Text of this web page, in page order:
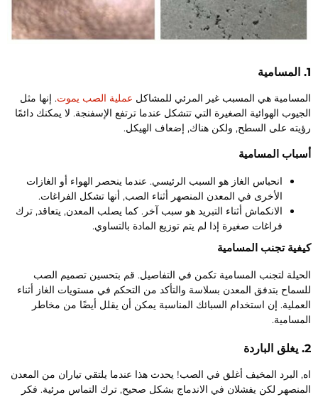
هي المسبب غير المرئي للمشاكلعملية الصب يموت. إنها مثل
الهوائية الصغيرة التي تتشكل عندما ترتفع الإسفنجة. لا يمكنك دائمًا
على السطح, ولكن هناك, إضعاف الهيكل.
المسامية
انحباس الغاز هو السبب الرئيسي. عندما ينحصر الهواء أو الغازات
الأخرى في المعدن المنصهر أثناء الصب, أنها تشكل الفراغات.
الانكماش أثناء التبريد هو سبب آخر. كما يصلب المعدن, يتعاقد, ترك
فراغات صغيرة إذا لم يتم توزيع المادة بالتساوي.
تجنب المسامية
لتجنب المسامية تكمن في التفاصيل. قم بتحسين تصميم الصب
بتدفق المعدن بسلاسة والتأكد من التحكم في مستويات الغاز أثناء
إن استخدام السبائك المناسبة يمكن أن يقلل أيضًا من مخاطر
البرد المخيف أغلق في الصب! يحدث هذا عندما يلتقي تياران من المعدن
لكن يفشلان في الاندماج بشكل صحيح, ترك التماس مرئية. فكر